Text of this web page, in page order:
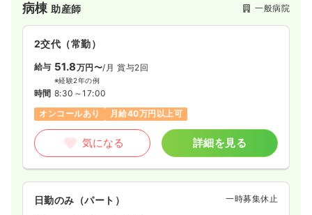
留米駅から徒歩7分の立地で、池袋まで約20分、新宿まで約35
分と都心へのアクセスが良い職場です。柔軟な勤務条件の下、
様々なライフステージの方が働いています。産前産後のお母さ
んが対象のヨガや母乳外来などにも力をいれている病院のた
め、通常の看護業務だけでなく教室やプログラムに挑戦したい
方にもおすすめです。
病棟 助産師 一般病院
2交代（常勤）
給与 51.8万円〜/月 賞与2回
※経験2年の例
時間 8:30～17:00
オンコールあり
月給40万円以上可
気になる 詳細を見る
日勤のみ（パート） 一時募集休止